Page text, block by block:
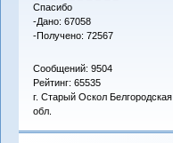
Спасибо
-Дано: 67058
-Получено: 72567
Сообщений: 9504
Рейтинг: 65535
г. Старый Оскол Белгородская
обл.